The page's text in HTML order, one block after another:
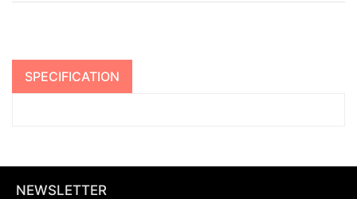
SPECIFICATION
NEWSLETTER